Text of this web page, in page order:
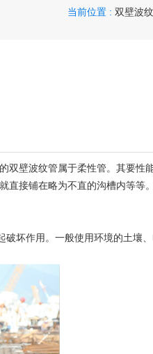
当前位置 : 双壁波
双壁波纹管属于柔性管。其要性
接铺在略为不直的沟槽内等等。
坏作用。一般使用环境的土壤